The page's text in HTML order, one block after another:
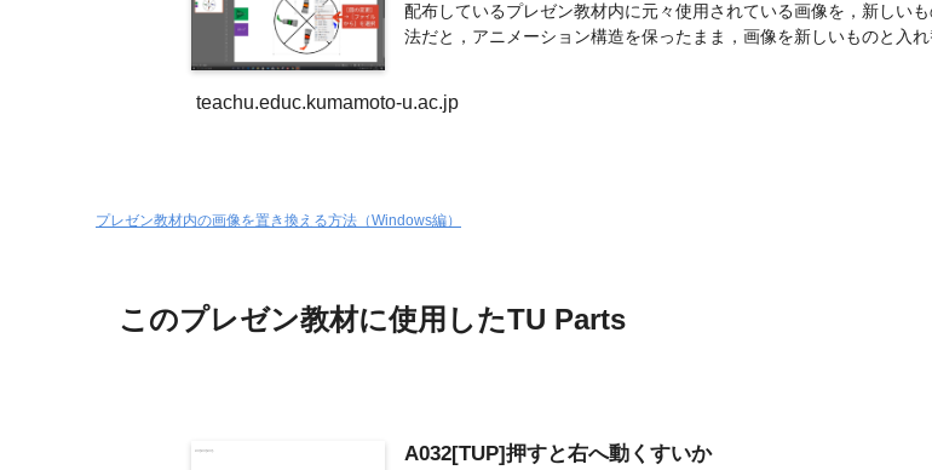
配布しているプレゼン教材内に元々使用されている画像を，新しい
法だと，アニメーション構造を保ったまま，画像を新しいものと入
teachu.educ.kumamoto-u.ac.jp
プレゼン教材内の画像を置き換える方法（Windows編）
このプレゼン教材に使用したTU Parts
A032[TUP]押すと右へ動くすいか